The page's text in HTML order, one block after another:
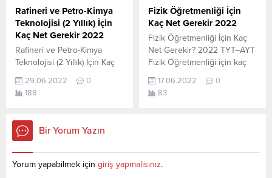
YÖK tarafından yayınlanmış
olan en son güncel netlerdir.
YÖKATLAS-YÖK...
TYT Net Sihirbazı, YKS-TYT
Net Sihirbazı....
Rafineri ve Petro-Kimya
Teknolojisi (2 Yıllık) İçin
Kaç Net Gerekir 2022
Rafineri ve Petro-Kimya
Teknolojisi (2 Yıllık) İçin Kaç
Rafineri ve Petro-Kimya
Teknolojisi (2 Yıllık) için kaç
sorusunun cevabını
aşağıdan öğrenebilirsiniz. Bu
sınavında en son yerleşen
öğrencilerin yapmış olduğu
29.06.2022
0
188
Fizik Öğretmenliği İçin
Kaç Net Gerekir 2022
Fizik Öğretmenliği İçin Kaç
Net Gerekir? 2022 TYT–AYT
Fizik Öğretmenliği için kaç
sorusunun cevabını
aşağıdan öğrenebilirsiniz. Bu
17.06.2022
0
83
Bir Yorum Yazın
Yorum yapabilmek için giriş yapmalısınız.